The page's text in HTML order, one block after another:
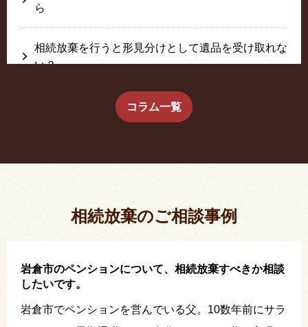
ら
相続放棄を行うと形見分けとして遺品を受け取れな
い？
生前に相続放棄すると約束した念書は有効か？
コラム一覧
相続放棄のご相談事例
岩倉市のペンションについて、相続放棄すべきか相談
したいです。
岩倉市でペンションを営んでいる父。10数年前にサラ